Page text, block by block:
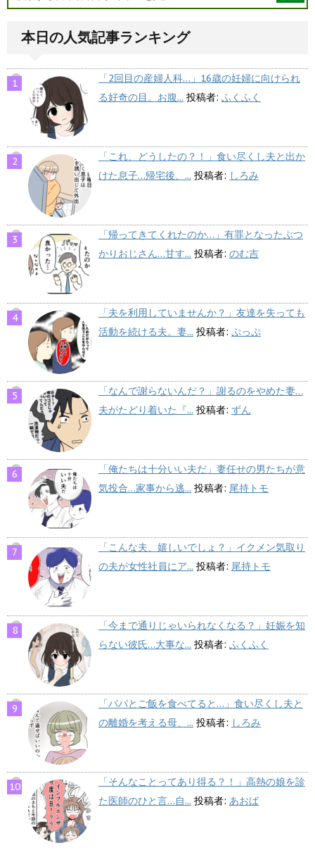
本日の人気記事ランキング
「2回目の産婦人科…」16歳の妊婦に向けられ
る好奇の目。お腹... 投稿者: ふくふく
「これ、どうしたの？！」食い尽くし夫と出か
けた息子…帰宅後、... 投稿者: しろみ
「帰ってきてくれたのか…」有罪となったぶつ
かりおじさん…甘す... 投稿者: のむ吉
「夫を利用していませんか？」友達を失っても
活動を続ける夫。妻... 投稿者: ぷっぷ
「なんで謝らないんだ？」謝るのをやめた妻…
夫がたどり着いた『... 投稿者: ずん
「俺たちは十分いい夫だ」妻任せの男たちが意
気投合…家事から逃... 投稿者: 尾持トモ
「こんな夫、嬉しいでしょ？」イクメン気取り
の夫が女性社員にア... 投稿者: 尾持トモ
「今まで通りじゃいられなくなる？」妊娠を知
らない彼氏…大事な... 投稿者: ふくふく
「パパとご飯を食べてると…」食い尽くし夫と
の離婚を考える母、... 投稿者: しろみ
「そんなことってあり得る？！」高熱の娘を診
た医師のひと言…自... 投稿者: あおば